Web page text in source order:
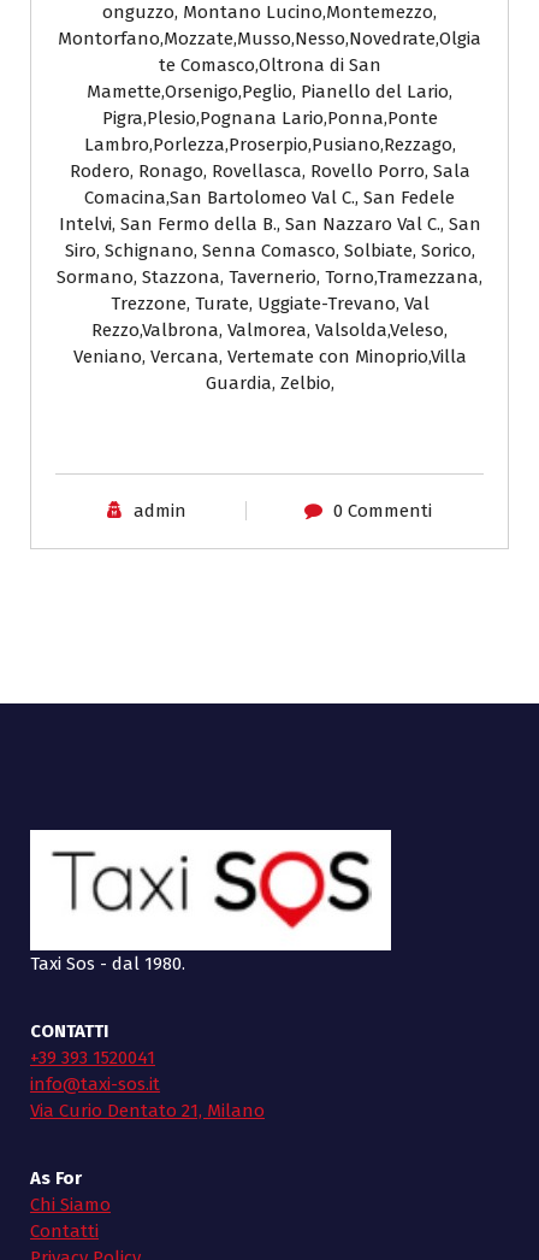
onguzzo, Montano Lucino,Montemezzo,
Montorfano,Mozzate,Musso,Nesso,Novedrate,Olgia
te Comasco,Oltrona di San
Mamette,Orsenigo,Peglio, Pianello del Lario,
Pigra,Plesio,Pognana Lario,Ponna,Ponte
Lambro,Porlezza,Proserpio,Pusiano,Rezzago,
Rodero, Ronago, Rovellasca, Rovello Porro, Sala
Comacina,San Bartolomeo Val C., San Fedele
Intelvi, San Fermo della B., San Nazzaro Val C., San
Siro, Schignano, Senna Comasco, Solbiate, Sorico,
Sormano, Stazzona, Tavernerio, Torno,Tramezzana,
Trezzone, Turate, Uggiate-Trevano, Val
Rezzo,Valbrona, Valmorea, Valsolda,Veleso,
Veniano, Vercana, Vertemate con Minoprio,Villa
Guardia, Zelbio,
admin 0 Commenti
Taxi Sos - dal 1980.
CONTATTI
+39 393 1520041
info@taxi-sos.it
Via Curio Dentato 21, Milano
As For
Chi Siamo
Contatti